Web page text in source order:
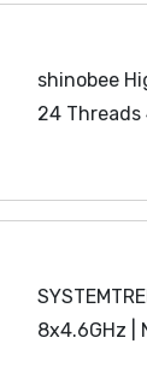
shinobee
24 Threads
8x4.6GHz |